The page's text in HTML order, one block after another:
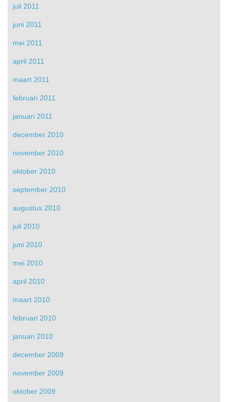
juli 2011
juni 2011
mei 2011
april 2011
maart 2011
februari 2011
januari 2011
december 2010
november 2010
oktober 2010
september 2010
augustus 2010
juli 2010
juni 2010
mei 2010
april 2010
maart 2010
februari 2010
januari 2010
december 2009
november 2009
oktober 2009